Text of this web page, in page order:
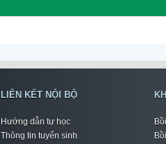
LIÊN KẾT NỘI BỘ
Hướng dẫn tự học
Thông tin tuyển sinh